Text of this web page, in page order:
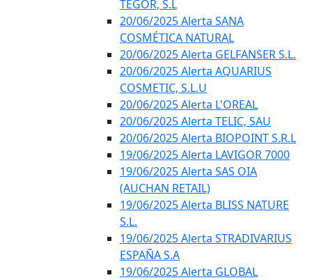
TEGOR, S.L
20/06/2025 Alerta SANA
COSMÉTICA NATURAL
20/06/2025 Alerta GELFANSER S.L.
20/06/2025 Alerta AQUARIUS
COSMETIC, S.L.U
20/06/2025 Alerta L'OREAL
20/06/2025 Alerta TELIC, SAU
20/06/2025 Alerta BIOPOINT S.R.L
19/06/2025 Alerta LAVIGOR 7000
19/06/2025 Alerta SAS OIA
(AUCHAN RETAIL)
19/06/2025 Alerta BLISS NATURE
S.L.
19/06/2025 Alerta STRADIVARIUS
ESPAÑA S.A
19/06/2025 Alerta GLOBAL